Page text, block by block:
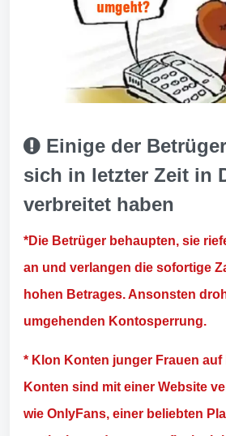
Einige der
sich in letzter Zeit in
verbreitet haben
*Die Betrüger behaupten, sie
an und verlangen die sofortige
hohen Betrages. Ansonsten
umgehenden Kontosperrung.
* Klon Konten junger Frauen auf
Konten sind mit einer Website
wie OnlyFans, einer beliebten